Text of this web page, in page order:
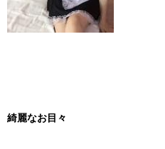
綺麗なお目々